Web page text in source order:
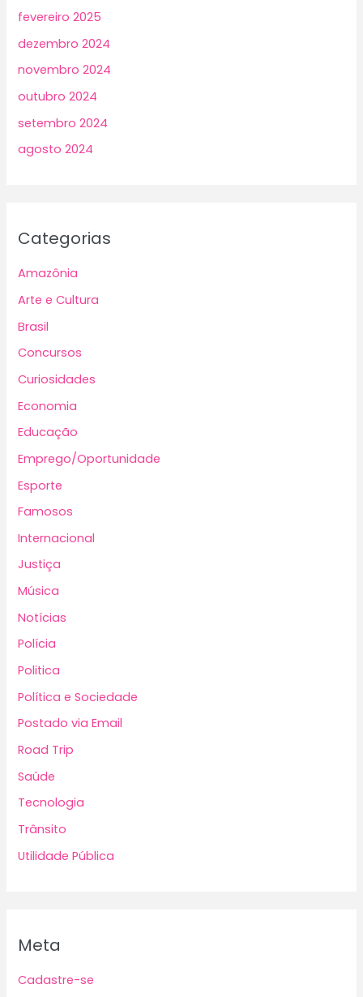
fevereiro 2025
dezembro 2024
novembro 2024
outubro 2024
setembro 2024
agosto 2024
Categorias
Amazônia
Arte e Cultura
Brasil
Concursos
Curiosidades
Economia
Educação
Emprego/Oportunidade
Esporte
Famosos
Internacional
Justiça
Música
Notícias
Polícia
Politica
Política e Sociedade
Postado via Email
Road Trip
Saúde
Tecnologia
Trânsito
Utilidade Pública
Meta
Cadastre-se